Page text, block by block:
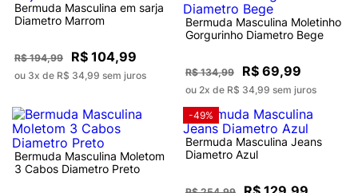
Bermuda Masculina em sarja
Diametro Marrom
R$ 194,99 R$ 104,99
ou 3x de R$ 34,99 sem juros
Bermuda Masculina Moletinho
Gorgurinho Diametro Bege
R$ 134,99 R$ 69,99
ou 2x de R$ 34,99 sem juros
Bermuda Masculina Moletom
3 Cabos Diametro Preto
-49%
Bermuda Masculina Jeans
Diametro Azul